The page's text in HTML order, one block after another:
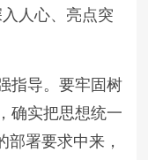
人心、亮点突
导。要牢固树
确实把思想统一
部署要求中来，